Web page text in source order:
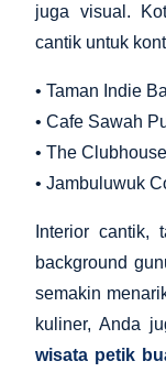
juga visual.
cantik untuk
• Taman Indie
• Cafe Sawah
• The
• Jambuluwuk
Interior cantik,
background
semakin
kuliner, Anda
wisata petik